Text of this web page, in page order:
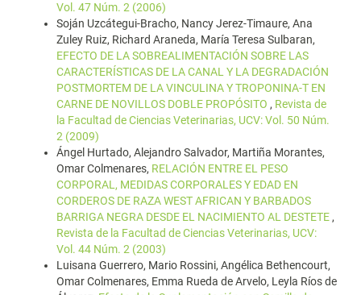
Vol. 47 Núm. 2 (2006)
Soján Uzcátegui-Bracho, Nancy Jerez-Timaure, Ana
Zuley Ruiz, Richard Araneda, María Teresa Sulbaran,
EFECTO DE LA SOBREALIMENTACIÓN SOBRE LAS
CARACTERÍSTICAS DE LA CANAL Y LA DEGRADACIÓN
POSTMORTEM DE LA VINCULINA Y TROPONINA-T EN
CARNE DE NOVILLOS DOBLE PROPÓSITO , Revista de
la Facultad de Ciencias Veterinarias, UCV: Vol. 50 Núm.
2 (2009)
Ángel Hurtado, Alejandro Salvador, Martiña Morantes,
Omar Colmenares, RELACIÓN ENTRE EL PESO
CORPORAL, MEDIDAS CORPORALES Y EDAD EN
CORDEROS DE RAZA WEST AFRICAN Y BARBADOS
BARRIGA NEGRA DESDE EL NACIMIENTO AL DESTETE,
Revista de la Facultad de Ciencias Veterinarias, UCV:
Vol. 44 Núm. 2 (2003)
Luisana Guerrero, Mario Rossini, Angélica Bethencourt,
Omar Colmenares, Emma Rueda de Arvelo, Leyla Ríos de